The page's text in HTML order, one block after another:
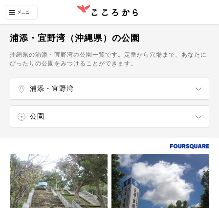
浦添・宜野湾（沖縄県）の公園
沖縄県の浦添・宜野湾の公園一覧です。定番から穴場まで、あなたに
ぴったりの公園をみつけることができます。
浦添・宜野湾
公園